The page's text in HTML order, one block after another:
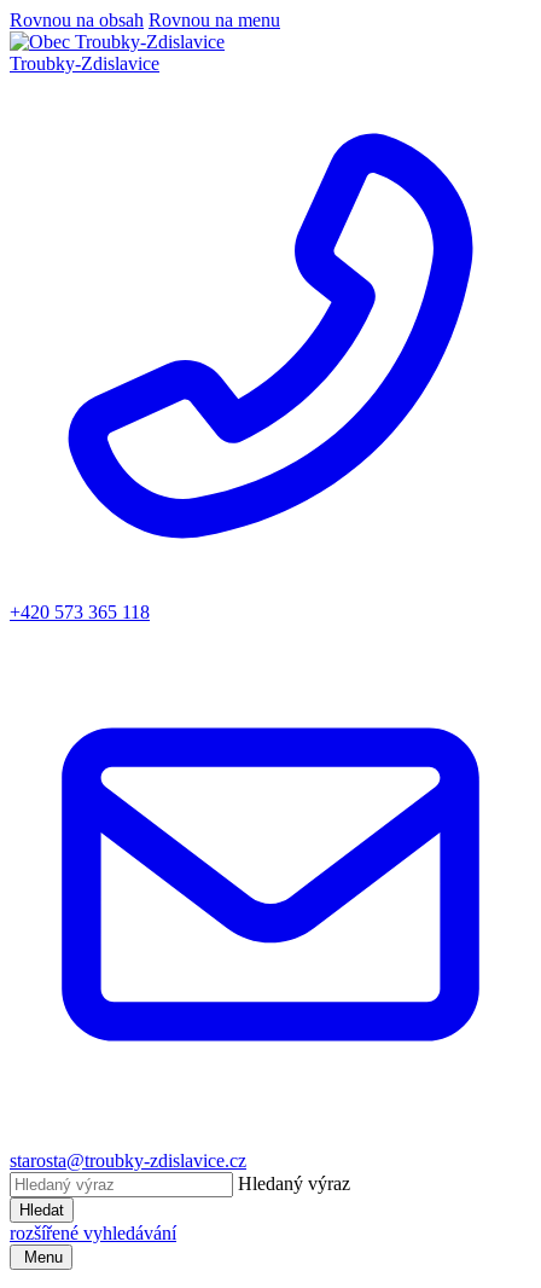
Rovnou na obsah Rovnou na menu
Troubky-Zdislavice
+420 573 365 118
starosta@troubky-zdislavice.cz
Hledaný výraz
Hledat
rozšířené vyhledávání
Menu